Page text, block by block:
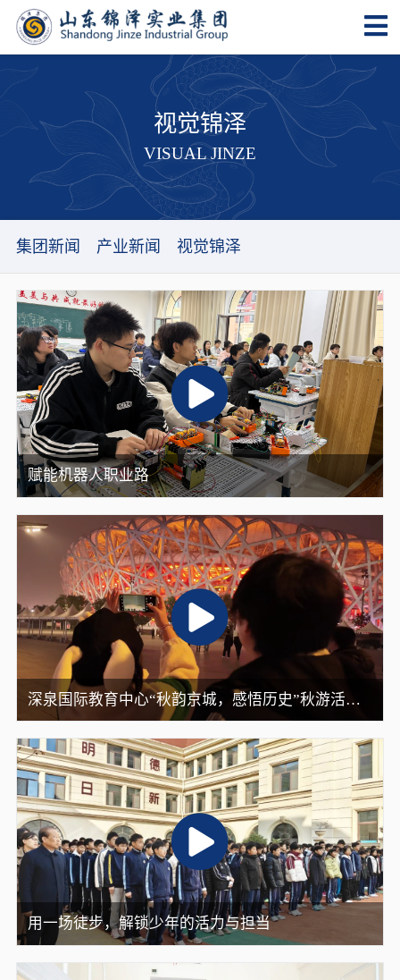
视觉锦泽
VISUAL JINZE
集团新闻 产业新闻 视觉锦泽
赋能机器人职业路
深泉国际教育中心“秋韵京城，感悟历史”秋游活动
圆满结束
用一场徒步，解锁少年的活力与担当